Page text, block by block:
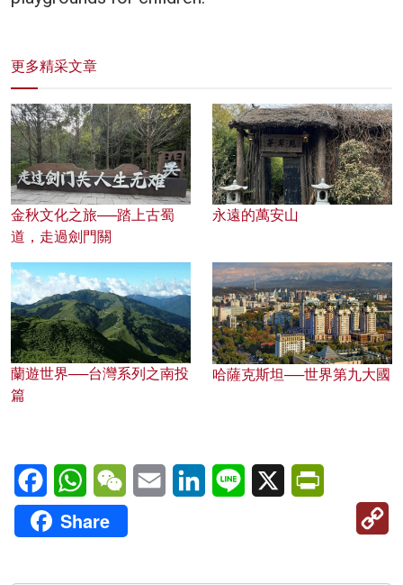
更多精采文章
金秋文化之旅──踏上古蜀
道，走過劍門關
永遠的萬安山
蘭遊世界──台灣系列之南投
篇
哈薩克斯坦──世界第九大國
FacebookWhatsAppWeChatEmail LinkedInLine X
Share